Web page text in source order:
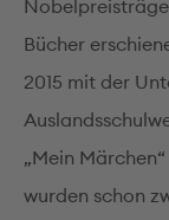
Bücher
2015 mit der
„Mein
wurden schon